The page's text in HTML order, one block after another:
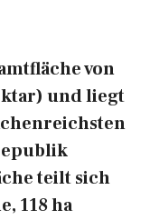
von
und liegt
teilt sich
118 ha